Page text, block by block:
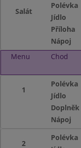
Salát
Polévka
Jídlo
Příloha
Nápoj
Menu
Chod
1
Polévka
Jídlo
Doplněk
Nápoj
2
Polévka